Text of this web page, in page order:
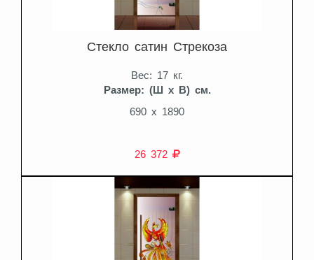
Стекло сатин Стрекоза
Вес: 17 кг.
Размер: (Ш x В) см.
690 x 1890
26 372